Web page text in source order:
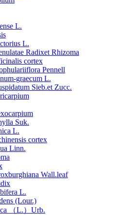
L.
L.
Radixet Rhizoma
cortex
Pennell
graecum L.
Sieb.et Zucc.
Suk.
L.
cortex
Linn.
Wall.leaf
L.
(Lour.)
（L.）Urb.